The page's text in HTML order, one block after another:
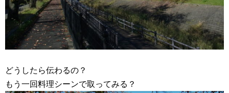
どうしたら伝わるの？
もう一回料理シーンで取ってみる？